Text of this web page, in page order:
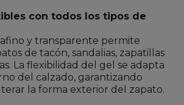
con todos los tipos de
y transparente permite
de tacón, sandalias, zapatillas
La flexibilidad del gel se adapta
del calzado, garantizando
la forma exterior del zapato.